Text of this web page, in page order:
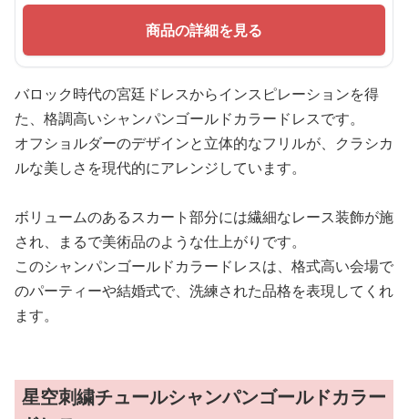
商品の詳細を見る
バロック時代の宮廷ドレスからインスピレーションを得
た、格調高いシャンパンゴールドカラードレスです。
オフショルダーのデザインと立体的なフリルが、クラシカ
ルな美しさを現代的にアレンジしています。
ボリュームのあるスカート部分には繊細なレース装飾が施
され、まるで美術品のような仕上がりです。
このシャンパンゴールドカラードレスは、格式高い会場で
のパーティーや結婚式で、洗練された品格を表現してくれ
ます。
星空刺繍チュールシャンパンゴールドカラー